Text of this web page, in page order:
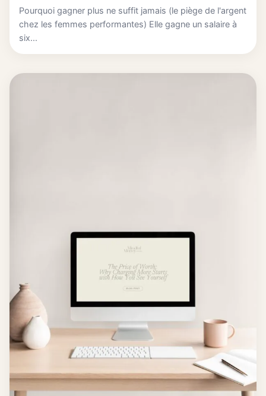
Pourquoi gagner plus ne suffit jamais (le piège de l'argent
chez les femmes performantes) Elle gagne un salaire à
six...